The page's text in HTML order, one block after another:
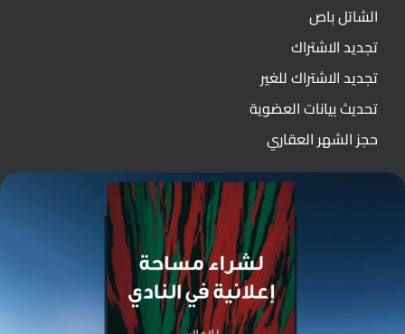
الشاتل باص
تجديد الاشتراك
تجديد الاشتراك للغير
تحديث بيانات العضوية
حجز الشهر العقاري